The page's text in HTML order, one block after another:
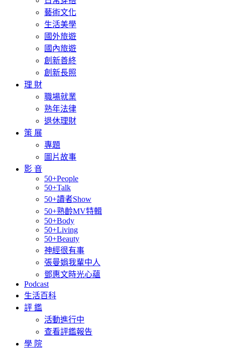
藝術文化
生活美學
國外旅遊
國內旅遊
創新善終
創新長照
理 財
職場就業
熟年法律
退休理財
策 展
專題
圖片故事
影 音
50+People
50+Talk
50+讀者Show
50+熟齡MV特輯
50+Body
50+Living
50+Beauty
神經很有事
張曼娟我輩中人
鄧惠文時光心蘊
Podcast
生活百科
評 鑑
活動進行中
查看評鑑報告
學 院